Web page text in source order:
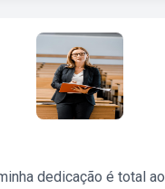
dedicação é total ao